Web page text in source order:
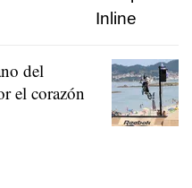
del
el corazón